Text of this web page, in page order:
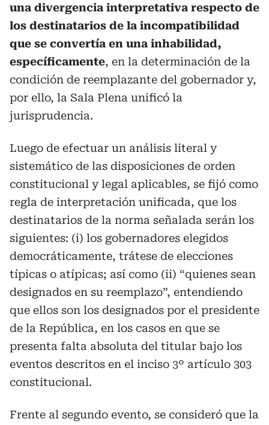
una divergencia interpretativa respecto de
los destinatarios de la incompatibilidad
que se convertía en una inhabilidad,
específicamente, en la determinación de la
condición de reemplazante del gobernador y,
por ello, la Sala Plena unificó la
jurisprudencia.
Luego de efectuar un análisis literal y
sistemático de las disposiciones de orden
constitucional y legal aplicables, se fijó como
regla de interpretación unificada, que los
destinatarios de la norma señalada serán los
siguientes: (i) los gobernadores elegidos
democráticamente, trátese de elecciones
típicas o atípicas; así como (ii) “quienes sean
designados en su reemplazo”, entendiendo
que ellos son los designados por el presidente
de la República, en los casos en que se
presenta falta absoluta del titular bajo los
eventos descritos en el inciso 3º artículo 303
constitucional.
Frente al segundo evento, se consideró que la